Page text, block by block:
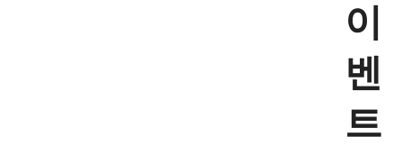
이
벤
트